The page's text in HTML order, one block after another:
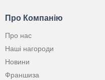
Про Компанію
Про нас
Наші нагороди
Новини
Франшиза